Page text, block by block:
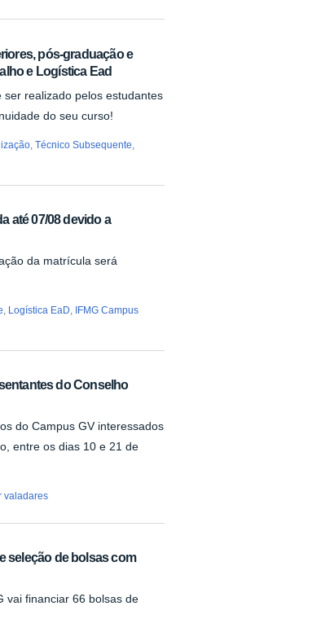
pós-graduação e
e Logística Ead
realizado pelos estudantes
do seu curso!
,Técnico Subsequente
até 07/08 devido a
da matrícula será
, Logística EaD, IFMG Campus
do Conselho
do Campus GV interessados
entre os dias 10 e 21 de
valadares
seleção de bolsas com
vai financiar 66 bolsas de